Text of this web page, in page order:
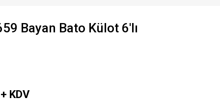
Bayan Bato Külot 6'lı
KDV